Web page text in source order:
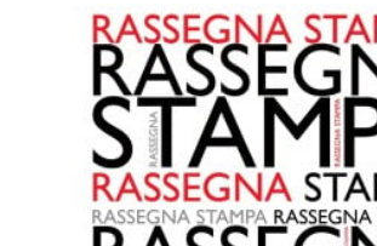
Rassegna stampa